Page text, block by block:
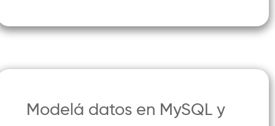
Modelá datos en MySQL y